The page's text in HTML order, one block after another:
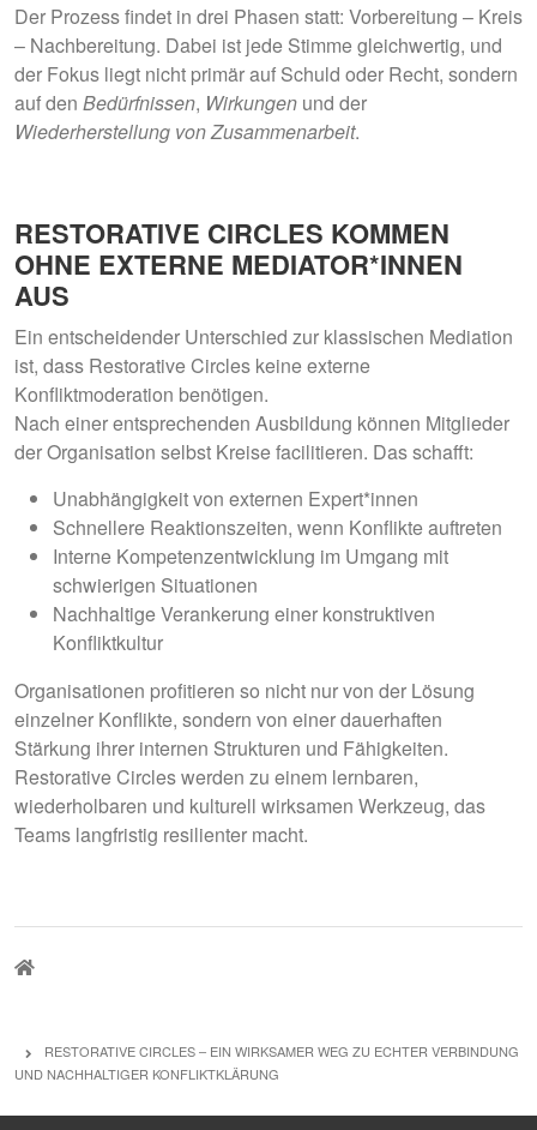
Der Prozess findet in drei Phasen statt: Vorbereitung – Kreis
– Nachbereitung. Dabei ist jede Stimme gleichwertig, und
der Fokus liegt nicht primär auf Schuld oder Recht, sondern
auf den Bedürfnissen, Wirkungen und der
Wiederherstellung von Zusammenarbeit.
RESTORATIVE CIRCLES KOMMEN
OHNE EXTERNE MEDIATOR*INNEN
AUS
Ein entscheidender Unterschied zur klassischen Mediation
ist, dass Restorative Circles keine externe
Konfliktmoderation benötigen.
Nach einer entsprechenden Ausbildung können Mitglieder
der Organisation selbst Kreise facilitieren. Das schafft:
Unabhängigkeit von externen Expert*innen
Schnellere Reaktionszeiten, wenn Konflikte auftreten
Interne Kompetenzentwicklung im Umgang mit
schwierigen Situationen
Nachhaltige Verankerung einer konstruktiven
Konfliktkultur
Organisationen profitieren so nicht nur von der Lösung
einzelner Konflikte, sondern von einerdauerhaften
Stärkung ihrer internen Strukturen und Fähigkeiten.
Restorative Circles werden zu einem lernbaren,
wiederholbaren und kulturell wirksamen Werkzeug, das
Teams langfristig resilienter macht.
PFADNAVIGATION
RESTORATIVE CIRCLES – EIN WIRKSAMER WEG ZU ECHTER VERBINDUNG
UND NACHHALTIGER KONFLIKTKLÄRUNG